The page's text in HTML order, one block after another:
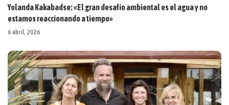
Yolanda Kakabadse: «El gran desafío ambiental es el agua y no
estamos reaccionando a tiempo»
6 abril, 2026